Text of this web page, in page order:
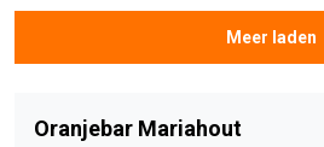
Meer laden
Oranjebar Mariahout